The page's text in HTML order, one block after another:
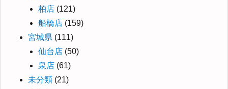
柏店 (121)
船橋店 (159)
宮城県 (111)
仙台店 (50)
泉店 (61)
未分類 (21)